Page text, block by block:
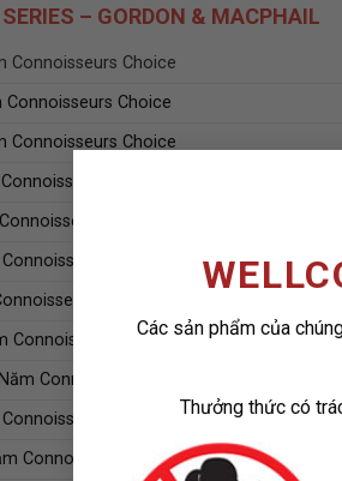
Các sản phẩm của
Thưởng thức có
– GORDON & MACPHAIL
Connoisseurs Choice
Choice
Connoisseurs Choice
Choice
Choice
Choice
Choice
Connoisseurs Choice
Connoisseurs Choice
Choice
Connoisseurs Choice